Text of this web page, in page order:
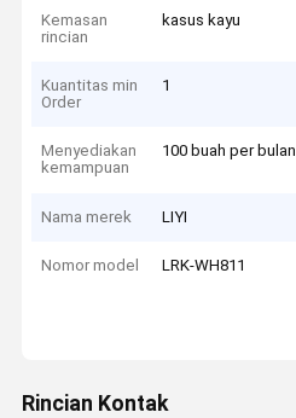
Kemasan
rincian
kasus kayu
Kuantitas min
Order
1
Menyediakan
kemampuan
100 buah per bulan
Nama merek LIYI
Nomor model LRK-WH811
Rincian Kontak